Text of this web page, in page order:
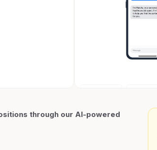
through our AI-powered